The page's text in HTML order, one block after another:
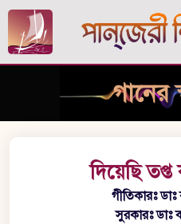
গানের
দিয়েছি
গীতিকারঃ
সুরকারঃ ডাঃ